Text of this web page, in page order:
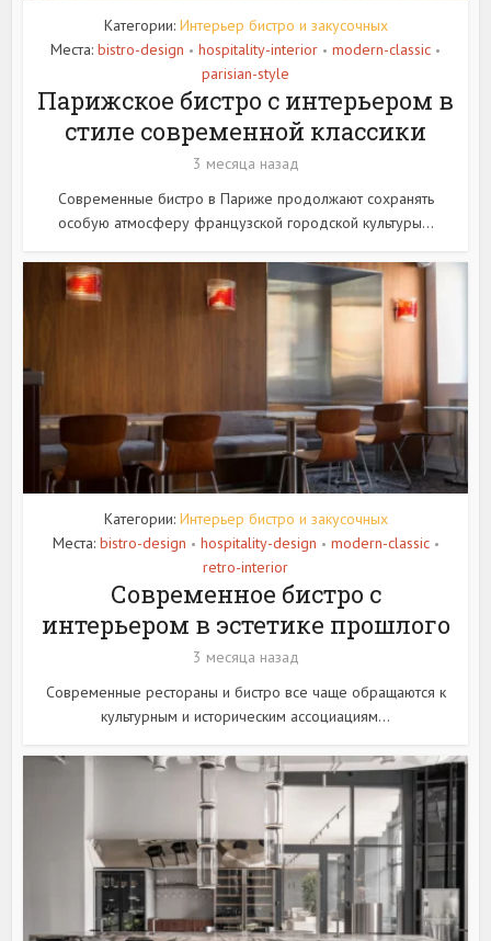
Категории: Интерьер бистро и закусочных
Места: bistro-design • hospitality-interior • modern-classic •
parisian-style
Парижское бистро с интерьером в
стиле современной классики
3 месяца назад
Современные бистро в Париже продолжают сохранять
особую атмосферу французской городской культуры...
Категории: Интерьер бистро и закусочных
Места: bistro-design • hospitality-design • modern-classic •
retro-interior
Современное бистро с
интерьером в эстетике прошлого
3 месяца назад
Современные рестораны и бистро все чаще обращаются к
культурным и историческим ассоциациям...